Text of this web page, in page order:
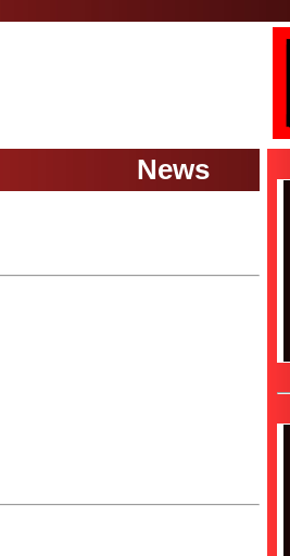
News